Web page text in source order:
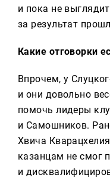
и пока не
за результат
Какие отговорки
Впрочем, у
и они довольно
помочь лидеры
и Самошников.
Хвича
казанцам не смог
и